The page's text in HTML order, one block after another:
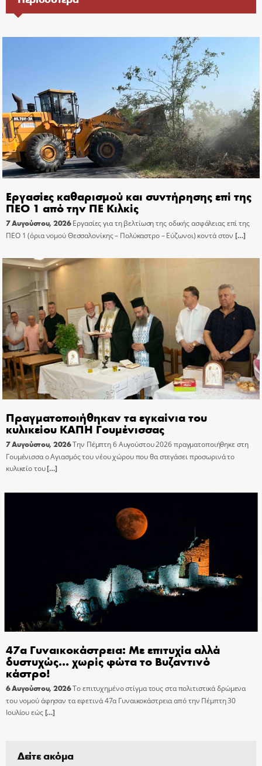
Εργασίες καθαρισμού και συντήρησης επί της
ΠΕΟ 1 από την ΠΕ Κιλκίς
7 Αυγούστου, 2026 Εργασίες για τη βελτίωση της οδικής ασφάλειας επί της
ΠΕΟ 1 (όρια νομού Θεσσαλονίκης – Πολύκαστρο – Εύζωνοι) κοντά στον […]
Πραγματοποιήθηκαν τα εγκαίνια του
κυλικείου ΚΑΠΗ Γουμένισσας
7 Αυγούστου, 2026Την Πέμπτη 6 Αυγούστου 2026 πραγματοποιήθηκε στη
Γουμένισσα ο Αγιασμός του νέου χώρου που θα στεγάσει προσωρινά το
κυλικείο του[…]
47α Γυναικοκάστρεια: Με επιτυχία αλλά
δυστυχώς… χωρίς φώτα το Βυζαντινό
κάστρο!
6 Αυγούστου, 2026Το επιτυχημένο στίγμα τους στα πολιτιστικά δρώμενα
του νομού άφησαν τα εφετινά 47α Γυναικοκάστρεια από την Πέμπτη 30
Ιουλίου εώς[…]
Δείτε ακόμα